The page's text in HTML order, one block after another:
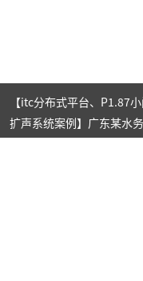
【itc分布式平台、P1.87小
扩声系统案例】广东某水